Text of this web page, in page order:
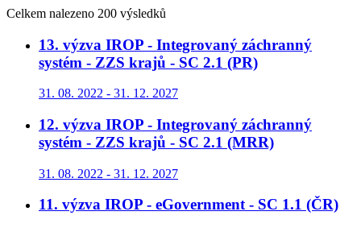
Celkem nalezeno 200 výsledků
13. výzva IROP - Integrovaný záchranný
systém - ZZS krajů - SC 2.1 (PR)
31. 08. 2022 - 31. 12. 2027
12. výzva IROP - Integrovaný záchranný
systém - ZZS krajů - SC 2.1 (MRR)
31. 08. 2022 - 31. 12. 2027
11. výzva IROP - eGovernment - SC 1.1 (ČR)